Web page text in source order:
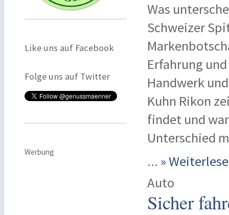
Like uns auf Facebook
Folge uns auf Twitter
Werbung
Was
Schweizer
Erfahrung
Handwerk
Kuhn Rikon
findet und
Unterschied
... »
Auto
Sicher